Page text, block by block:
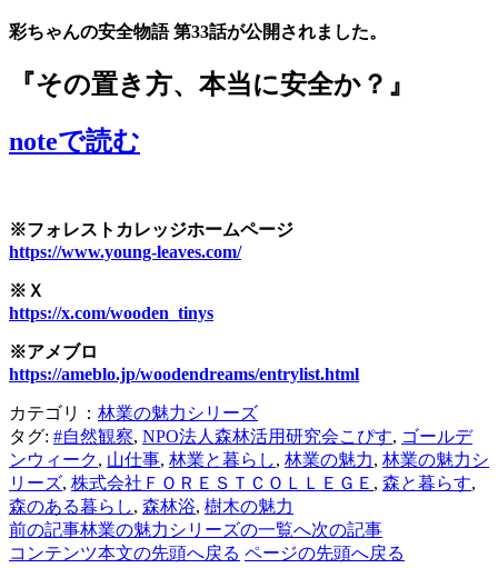
彩ちゃんの安全物語 第33話が公開されました。
『その置き方、本当に安全か？』
noteで読む
※フォレストカレッジホームページ
https://www.young-leaves.com/
※Ｘ
https://x.com/wooden_tinys
※アメブロ
https://ameblo.jp/woodendreams/entrylist.html
カテゴリ： 林業の魅力シリーズ
タグ: #自然観察, NPO法人森林活用研究会こぴす, ゴールデ
ンウィーク, 山仕事, 林業と暮らし, 林業の魅力, 林業の魅力シ
リーズ, 株式会社ＦＯＲＥＳＴＣＯＬＬＥＧＥ , 森と暮らす,
森のある暮らし, 森林浴, 樹木の魅力
前の記事林業の魅力シリーズの一覧へ次の記事
コンテンツ本文の先頭へ戻る ページの先頭へ戻る